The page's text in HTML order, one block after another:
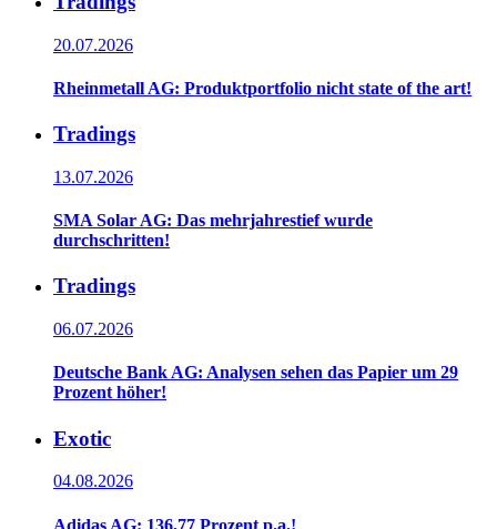
20.07.2026
Rheinmetall AG: Produktportfolio nicht state of the art!
Tradings
13.07.2026
SMA Solar AG: Das mehrjahrestief wurde
durchschritten!
Tradings
06.07.2026
Deutsche Bank AG: Analysen sehen das Papier um 29
Prozent höher!
Exotic
04.08.2026
Adidas AG: 136,77 Prozent p.a.!